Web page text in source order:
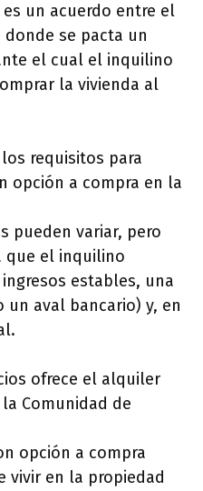
un acuerdo entre el
se pacta un
el cual el inquilino
la vivienda al
requisitos para
opción a compra en la
pueden variar, pero
que el inquilino
estables, una
aval bancario) y, en
ofrece el alquiler
Comunidad de
opción a compra
vivir en la propiedad